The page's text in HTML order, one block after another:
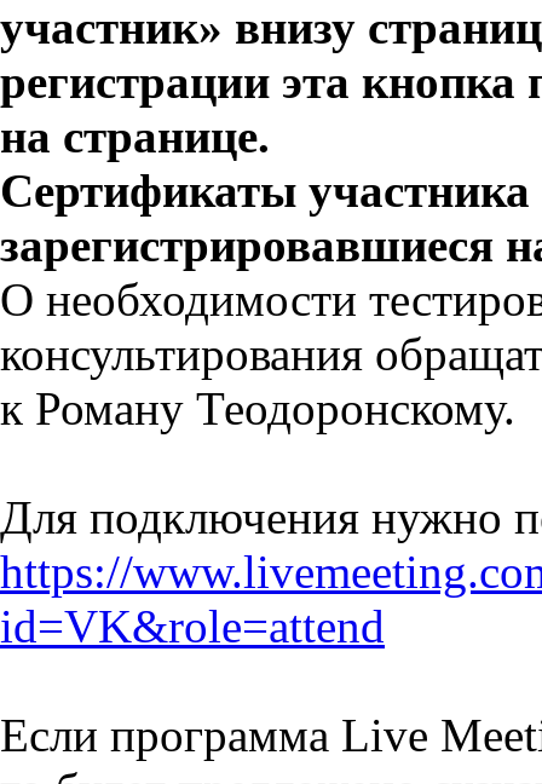
участник» внизу
регистрации эта кнопка
на странице.
Сертификаты
зарегистрировавшиеся
О необходимости
консультирования
к Роману Теодоронскому.
Для подключения нужно
https://
id=VK&role=attend
Если программа Live